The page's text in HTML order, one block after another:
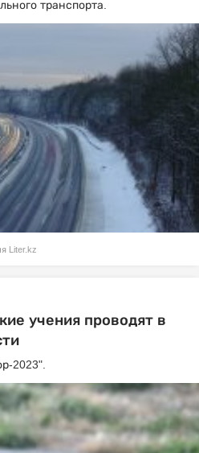
транспорта.
Liter.kz
учения проводят в
2023".